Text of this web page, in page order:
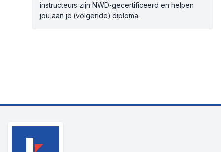
instructeurs zijn NWD-gecertificeerd en helpen
jou aan je (volgende) diploma.